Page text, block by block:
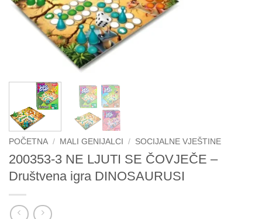
POČETNA / MALI GENIJALCI / SOCIJALNE VJEŠTINE
200353-3 NE LJUTI SE ČOVJEČE –
Društvena igra DINOSAURUSI